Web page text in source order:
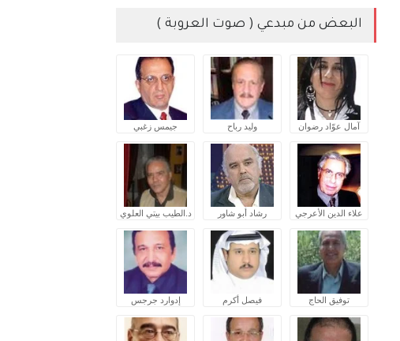
البعض من مبدعي ( صوت العروبة )
آمال عوّاد رضوان وليد رباح جيمس زغبي
علاء الدين الأعرجي رشاد أبو شاور د.الطيب بيتي العلوي
توفيق الحاج فيصل أكرم إدوارد جرجس